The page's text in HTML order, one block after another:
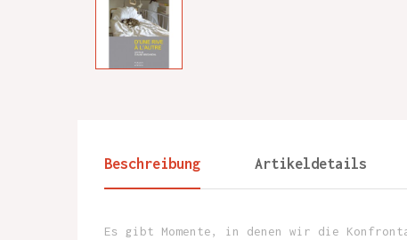
Beschreibung Artikeldetails
Es gibt Momente, in denen wir die